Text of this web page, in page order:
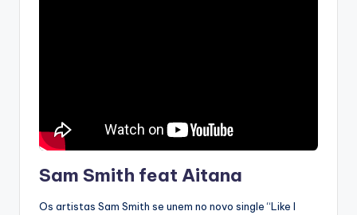
Sam Smith feat Aitana
Os artistas Sam Smith se unem no novo single “Like I